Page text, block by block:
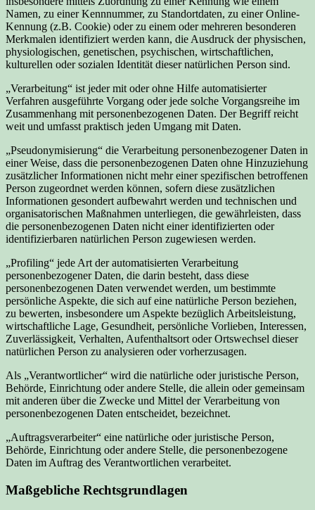
Namen, zu einer Kennnummer, zu Standortdaten, zu einer Online-
Kennung (z.B. Cookie) oder zu einem oder mehreren besonderen
Merkmalen identifiziert werden kann, die Ausdruck der physischen,
physiologischen, genetischen, psychischen, wirtschaftlichen,
kulturellen oder sozialen Identität dieser natürlichen Person sind.
„Verarbeitung“ ist jeder mit oder ohne Hilfe automatisierter
Verfahren ausgeführte Vorgang oder jede solche Vorgangsreihe im
Zusammenhang mit personenbezogenen Daten. Der Begriff reicht
weit und umfasst praktisch jeden Umgang mit Daten.
„Pseudonymisierung“ die Verarbeitung personenbezogener Daten in
einer Weise, dass die personenbezogenen Daten ohne Hinzuziehung
zusätzlicher Informationen nicht mehr einer spezifischen betroffenen
Person zugeordnet werden können, sofern diese zusätzlichen
Informationen gesondert aufbewahrt werden und technischen und
organisatorischen Maßnahmen unterliegen, die gewährleisten, dass
die personenbezogenen Daten nicht einer identifizierten oder
identifizierbaren natürlichen Person zugewiesen werden.
„Profiling“ jede Art der automatisierten Verarbeitung
personenbezogener Daten, die darin besteht, dass diese
personenbezogenen Daten verwendet werden, um bestimmte
persönliche Aspekte, die sich auf eine natürliche Person beziehen,
zu bewerten, insbesondere um Aspekte bezüglich Arbeitsleistung,
wirtschaftliche Lage, Gesundheit, persönliche Vorlieben, Interessen,
Zuverlässigkeit, Verhalten, Aufenthaltsort oder Ortswechsel dieser
natürlichen Person zu analysieren oder vorherzusagen.
Als „Verantwortlicher“ wird die natürliche oder juristische Person,
Behörde, Einrichtung oder andere Stelle, die allein oder gemeinsam
mit anderen über die Zwecke und Mittel der Verarbeitung von
personenbezogenen Daten entscheidet, bezeichnet.
„Auftragsverarbeiter“ eine natürliche oder juristische Person,
Behörde, Einrichtung oder andere Stelle, die personenbezogene
Daten im Auftrag des Verantwortlichen verarbeitet.
Maßgebliche Rechtsgrundlagen